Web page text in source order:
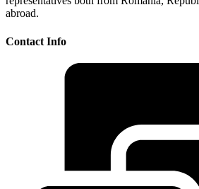
abroad.
Contact Info